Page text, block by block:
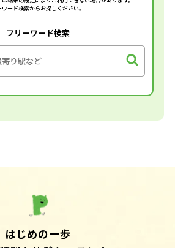
ード検索からお探しください。
フリーワード検索
はじめの一歩